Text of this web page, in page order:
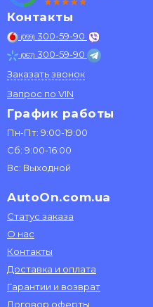
Контакты
(099) 300-59-90
(067) 300-59-90
Заказать звонок
Запрос по VIN
График работы
Пн-Пт: 9:00-19:00
Сб: 9:00-16:00
Вс: Выходной
AutoOn.com.ua
Статус заказа
О нас
Контакты
Доставка и оплата
Гарантии и возврат
Договор оферты